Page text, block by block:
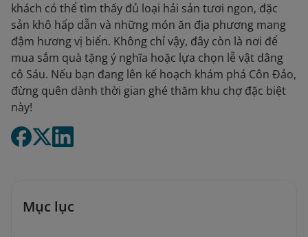
khách có thể tìm thấy đủ loại hải sản tươi ngon, đặc
sản khô hấp dẫn và những món ăn địa phương mang
đậm hương vị biển. Không chỉ vậy, đây còn là nơi để
mua sắm quà tặng ý nghĩa hoặc lựa chọn lễ vật dâng
cô Sáu. Nếu bạn đang lên kế hoạch khám phá Côn Đảo,
đừng quên dành thời gian ghé thăm khu chợ đặc biệt
này!
Mục lục